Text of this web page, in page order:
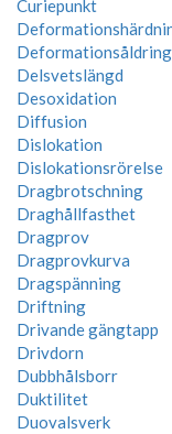
Curiepunkt
Deformationsåldring
Delsvetslängd
Desoxidation
Diffusion
Dislokation
Dislokationsrörelse
Dragbrotschning
Draghållfasthet
Dragprov
Dragprovkurva
Dragspänning
Driftning
Drivande gängtapp
Drivdorn
Dubbhålsborr
Duktilitet
Duovalsverk